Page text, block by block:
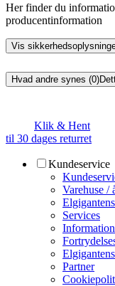
Her finder du
producentinformation
Vis
Hvad andre synes (0)
Klik & Hent
til 30 dages returret
Kundeservice
Varehuse /
Services
Partner